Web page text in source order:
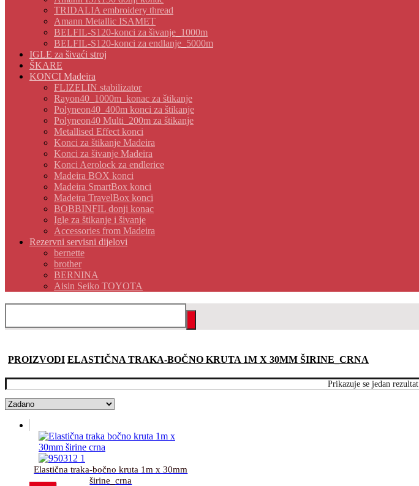
TRIDALIA embroidery thread
Amann Metallic ISAMET
BELFIL-S120-konci za šivanje_1000m
BELFIL-S120-konci za endlanje_5000m
IGLE za šivaći stroj
ŠKARE
KONCI Madeira
FLIZELIN stabilizator
Rayon40_1000m_konac za štikanje
Polyneon40_400m konci za štikanje
Polyneon40 Multi_200m za štikanje
Metallised Effect konci
Konci za štikanje Madeira
Konci za šivanje Madeira
Konci Aerolock za endlerice
Madeira BOX konci
Madeira SmartBox konci
Madeira TravelBox konci
BOBBINFIL donji konac
Igle za štikanje i šivanje
Accessories from Madeira
Rezervni servisni dijelovi
bernette
brother
BERNINA
Aisin Seiko TOYOTA
PROIZVODI ELASTIČNA TRAKA-BOČNO KRUTA 1M X 30MM ŠIRINE_CRNA
Prikazuje se jedan rezultat
Elastična traka-bočno kruta 1m x 30mm
širine_crna